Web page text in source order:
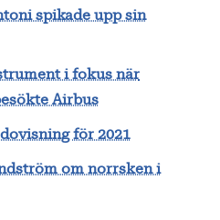
spikade upp sin
i fokus när
Airbus
för 2021
om norrsken i